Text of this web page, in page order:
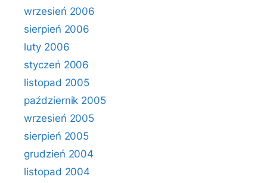
wrzesień 2006
sierpień 2006
luty 2006
styczeń 2006
listopad 2005
październik 2005
wrzesień 2005
sierpień 2005
grudzień 2004
listopad 2004